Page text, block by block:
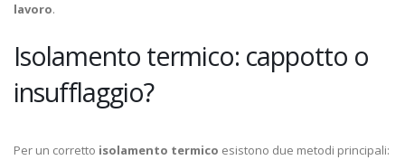
lavoro.
Isolamento termico: cappotto o
insufflaggio?
Per un corretto isolamento termico esistono due metodi principali: